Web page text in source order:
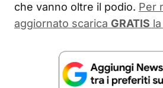
che vanno oltre il podio. Per
aggiornato scarica GRATIS